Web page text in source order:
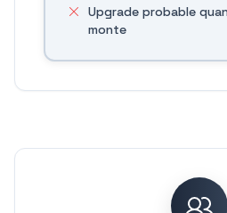
Upgrade probable
monte